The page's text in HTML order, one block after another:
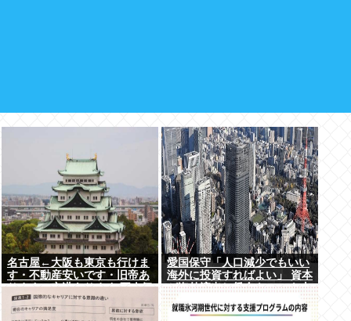
名古屋←大阪も東京も行けま
す・不動産安いです・旧帝あ
ります・空港あります 不人気
な理由
愛国保守「人口減少でもいい
海外に投資すればよい」 資本
が海外流出し賃金もGDPも上
がらず海外が成長